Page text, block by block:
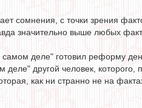
сомнения, с точки зрения
значительно выше любых
деле" готовил реформу
другой человек, которого,
как ни странно не на